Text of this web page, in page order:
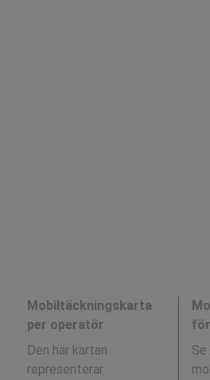
Mobiltäckningskarta
per operatör
Den här kartan
representerar
Se